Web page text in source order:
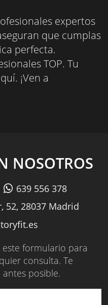
expertos
que cumplas
perfecta.
TOP. Tu
¡Ven a
NOSOTROS
639 556 378
52, 28037 Madrid
formulario para
consulta. Te
posible.